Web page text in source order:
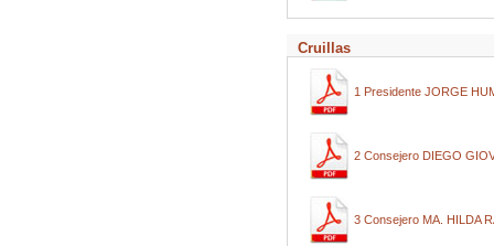
Cruillas
1 Presidente JORGE
2 Consejero DIEGO
3 Consejero MA. HILDA